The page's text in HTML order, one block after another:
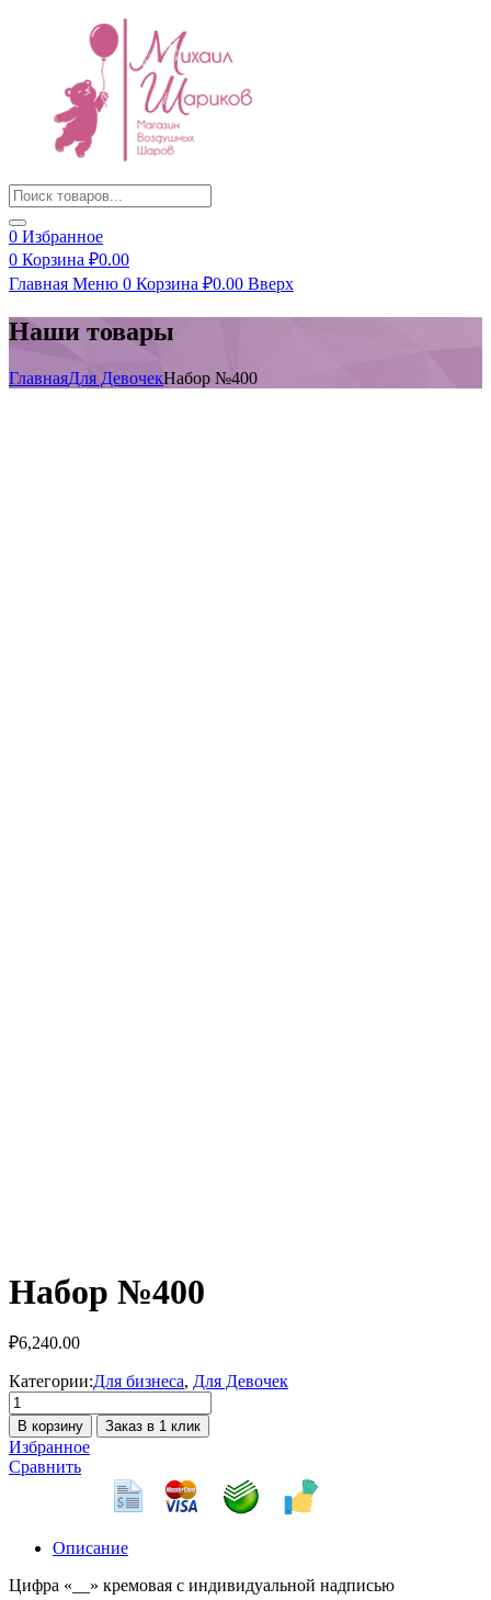
Products
search
0 Избранное
0 Корзина ₽0.00
Главная Меню 0 Корзина ₽0.00 Вверх
Наши товары
ГлавнаяДля ДевочекНабор №400
Набор №400
₽6,240.00
Категории:Для бизнеса, Для Девочек
Количество
товара
Набор
№400
В корзину Заказ в 1 клик
Избранное
Сравнить
Описание
Цифра «__» кремовая с индивидуальной надписью